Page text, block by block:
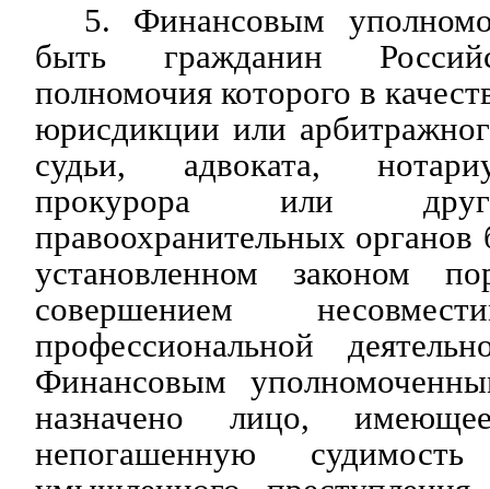
5. Финансовым
быть гражданин
полномочия которого в
юрисдикции или
судьи, адвоката,
прокурора или
правоохранительных
установленном законом
совершением
профессиональной
Финансовым
назначено лицо,
непогашенную